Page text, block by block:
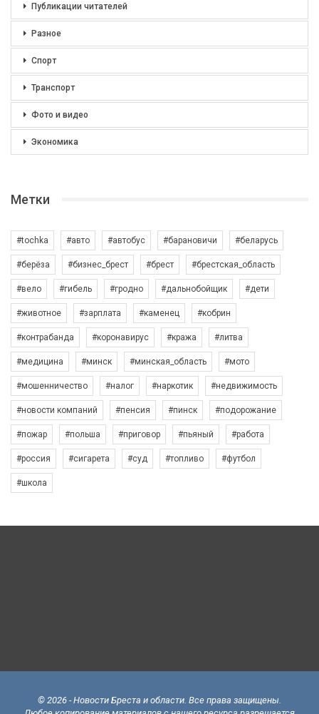
Публикации читателей
Разное
Спорт
Транспорт
Фото и видео
Экономика
Метки
#tochka #авто #автобус #барановичи #беларусь
#берёза #бизнес_брест #брест #брестская_область
#вело #гибель #гродно #дальнобойщик #дети
#животное #зарплата #каменец #кобрин
#контрабанда #коронавирус #кража #литва
#медицина #минск #минская_область #мото
#мошенничество #налог #наркотик #недвижимость
#новости компаний #пенсия #пинск #подорожание
#пожар #польша #приговор #пьяный #работа
#россия #сигарета #суд #топливо #футбол
#школа
© 2026 - Новости Бреста и области. Все права защищены.